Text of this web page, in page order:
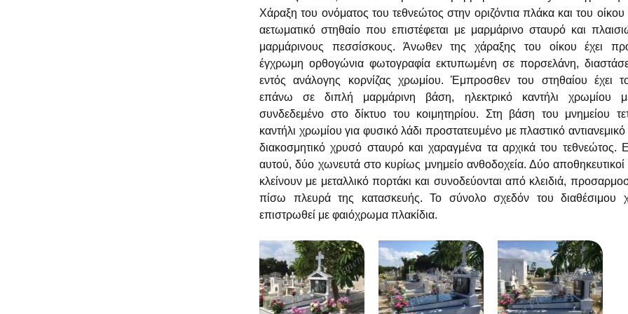
Κωδ. Λάερμα
Κωδ. Ρόδος
Κωδ. Ρόδος
Κωδ.
Κωδ. Ρόδος
Κωδ. Αρνίθα
Κωδ. Ρόδος K.
Κωδ. Ρόδος Κ.
Κωδ. Ρόδος
Κωδ.
Κωδ.
Κωδ. Ρόδος
Κωδ. Ρόδος
Κωδ. Λάρδος
Κωδ. Ρόδος
Κωδ. Ρόδος E.
Κωδ. Μαριτσά
Κωδ. Αφάντου
Κωδ.
001
Κωδ.
Κωδ. Ρόδος
Κωδ. Ρόδος
Κωδ.
Κωδ. Ρόδος
Κωδ. Ρόδος
Κωδ. Σορωνή
Καντήλια
Ηλεκτρικά καντήλια
Θυμιατήρια
Σταυροί
Ανθοδοχεία
Κορνίζες
Πορτάκια
Κρίκοι ανασήκωσης
πλακών και Μάνταλα
Πολυεστερικά είδη
Εγκαίνια Ιερού Ναού
Αγίου Λουκά, Μαριτσά
Ρόδου
Ιερός Ναός Αγίου Σίλα,
Σορωνή Ρόδου
Εγκαίνια Ιερού Ναού
Αποστόλου Φιλίππου
του Διακόνου, Λάρδος
Ρόδου
Ιερός Ναός Αγίου
Νικολάου, Παραδείσι
Ρόδου
Αγίου Δημητρίου,
Αρχίπολη Ρόδου
Εγκαίνια Ιερού Ναού
Παναγίας
«Μυρτιδιωτίσσης»,
Δημόσια κτίρια
Καλλιπάτειρας, Ιαλυσός
Ρόδου
Μνημείο στο εβραϊκό
κοιμητήριο Ρόδου
Μνημείο
Ολοκαυτώματος,
πλατεία Εβραίων
μαρτύρων μεσαιωνικής
πόλεως Ρόδου
Μνημείο μακαριστού
Μητροπολίτου πρώην
Ρόδου κυρού
Σπυρίδωνα, Κρεμαστή
Ρόδου
Ιαματικές Πηγές,
Καλλιθέα Ρόδου
Σχολή ΑΣΤΕΡ Ρόδου
Χάραξη του ονόματος του τεθνεώτος στην οριζόντια πλάκα και του οίκου
αετωματικό στηθαίο που επιστέφεται με μαρμάρινο σταυρό και
μαρμάρινους πεσσίσκους. Άνωθεν της χάραξης του οίκου έχει
έγχρωμη ορθογώνια φωτογραφία εκτυπωμένη σε πορσελάνη,
εντός ανάλογης κορνίζας χρωμίου. Έμπροσθεν του στηθαίου έχει
επάνω σε διπλή μαρμάρινη βάση, ηλεκτρικό καντήλι χρωμίου
συνδεδεμένο στο δίκτυο του κοιμητηρίου. Στη βάση του μνημείου
καντήλι χρωμίου για φυσικό λάδι προστατευμένο με πλαστικό
διακοσμητικό χρυσό σταυρό και χαραγμένα τα αρχικά του τεθνεώτος.
αυτού, δύο χωνευτά στο κυρίως μνημείο ανθοδοχεία. Δύο
κλείνουν με μεταλλικό πορτάκι και συνοδεύονται από κλειδιά,
πίσω πλευρά της κατασκευής. Το σύνολο σχεδόν του διαθέσιμου
επιστρωθεί με φαιόχρωμα πλακίδια.